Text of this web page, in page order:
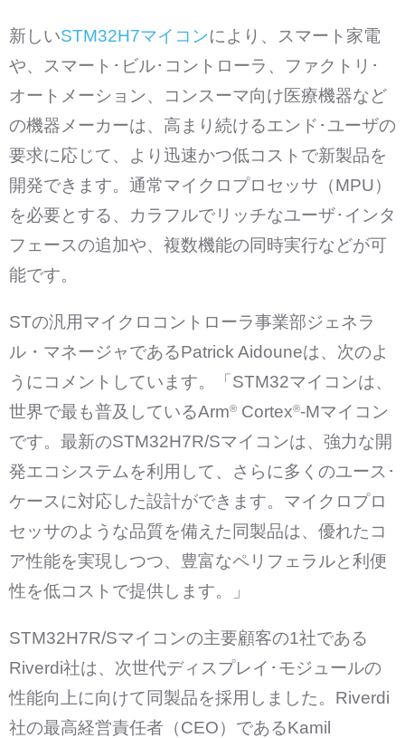
新しいSTM32H7マイコンにより、スマート家電
や、スマート･ビル･コントローラ、ファクトリ･
オートメーション、コンスーマ向け医療機器など
の機器メーカーは、高まり続けるエンド･ユーザの
要求に応じて、より迅速かつ低コストで新製品を
開発できます。通常マイクロプロセッサ（MPU）
を必要とする、カラフルでリッチなユーザ･インタ
フェースの追加や、複数機能の同時実行などが可
能です。
STの汎用マイクロコントローラ事業部ジェネラ
ル・マネージャであるPatrick Aidouneは、次のよ
うにコメントしています。「STM32マイコンは、
世界で最も普及しているArm® Cortex®-Mマイコン
です。最新のSTM32H7R/Sマイコンは、強力な開
発エコシステムを利用して、さらに多くのユース･
ケースに対応した設計ができます。マイクロプロ
セッサのような品質を備えた同製品は、優れたコ
ア性能を実現しつつ、豊富なペリフェラルと利便
性を低コストで提供します。」
STM32H7R/Sマイコンの主要顧客の1社である
Riverdi社は、次世代ディスプレイ･モジュールの
性能向上に向けて同製品を採用しました。Riverdi
社の最高経営責任者（CEO）であるKamil